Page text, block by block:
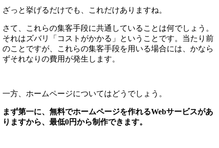
ざっと挙げるだけでも、これだけありますね。
さて、これらの集客手段に共通していることは何でしょう。
それはズバリ「コストがかかる」ということです。当たり前
のことですが、これらの集客手段を用いる場合には、かなら
ずそれなりの費用が発生します。
一方、ホームページについてはどうでしょう。
まず第一に、無料でホームページを作れるWebサービスがあ
りますから、最低0円から制作できます。